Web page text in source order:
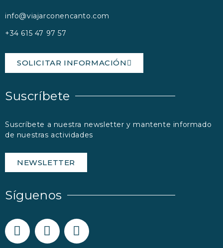
info@viajarconencanto.com
+34 615 47 97 57
SOLICITAR INFORMACIÓN
Suscríbete
Suscríbete a nuestra newsletter y mantente informado
de nuestras actividades
NEWSLETTER
Síguenos